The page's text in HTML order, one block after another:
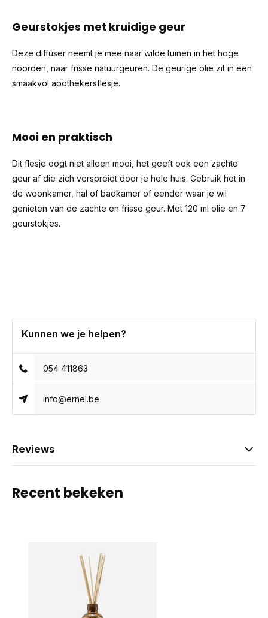
Geurstokjes met kruidige geur
Deze diffuser neemt je mee naar wilde tuinen in het hoge
noorden, naar frisse natuurgeuren. De geurige olie zit in een
smaakvol apothekersflesje.
Mooi en praktisch
Dit flesje oogt niet alleen mooi, het geeft ook een zachte
geur af die zich verspreidt door je hele huis. Gebruik het in
de woonkamer, hal of badkamer of eender waar je wil
genieten van de zachte en frisse geur. Met 120 ml olie en 7
geurstokjes.
Kunnen we je helpen?
054 411863
info@ernel.be
Reviews
Recent bekeken